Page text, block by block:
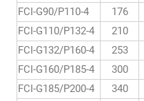
FCI-G90/P110-4
176
FCI-G110/P132-4
210
FCI-G132/P160-4
253
FCI-G160/P185-4
300
FCI-G185/P200-4
340